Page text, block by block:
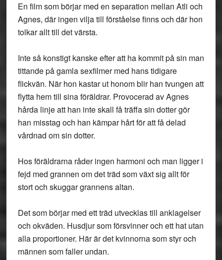
En film som börjar med en separation mellan Atli och
Agnes, där ingen vilja till förståelse finns och där hon
tolkar allt till det värsta.
Inte så konstigt kanske efter att ha kommit på sin man
tittande på gamla sexfilmer med hans tidigare
flickvän. När hon kastar ut honom blir han tvungen att
flytta hem till sina föräldrar. Provocerad av Agnes
hårda linje att han inte skall få träffa sin dotter gör
han misstag och han kämpar hårt för att få delad
vårdnad om sin dotter.
Hos föräldrarna råder ingen harmoni och man ligger i
fejd med grannen om det träd som växt sig allt för
stort och skuggar grannens altan.
Det som börjar med ett träd utvecklas till anklagelser
och okväden. Husdjur som försvinner och ett hat utan
alla proportioner. Här är det kvinnorna som styr och
männen som faller undan.